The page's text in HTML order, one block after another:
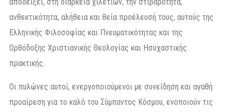
αποδείξει, στη διάρκεια χιλετιών, την στιβαρότητα,
ανθεκτικότητα, αλήθεια και θεία προέλευσή τους, αυτούς της
Ελληνικής Φιλοσοφίας και Πνευματικότητας και της
Ορθόδοξης Χριστιανικής Θεολογίας και Ησυχαστικής
πρακτικής.
Οι πυλώνες αυτοί, ενεργοποιούμενοι με συνείδηση και αγαθή
προαίρεση για το καλό του Σύμπαντος Κόσμου, ενοποιούν τις